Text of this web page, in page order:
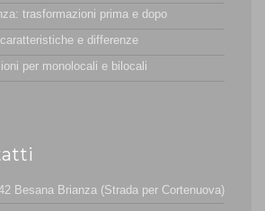
trasformazioni prima e dopo
e differenze
per monolocali e bilocali
Besana Brianza (Strada per Cortenuova)